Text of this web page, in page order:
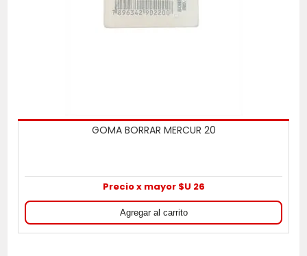
GOMA BORRAR MERCUR 20
Precio x mayor $U 26